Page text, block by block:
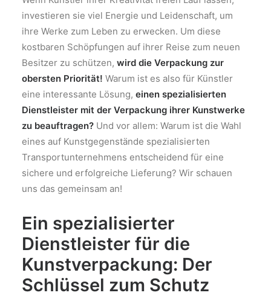
investieren sie viel Energie und Leidenschaft, um
ihre Werke zum Leben zu erwecken. Um diese
kostbaren Schöpfungen auf ihrer Reise zum neuen
Besitzer zu schützen, wird die Verpackung zur
obersten Priorität! Warum ist es also für Künstler
eine interessante Lösung, einen spezialisierten
Dienstleister mit der Verpackung ihrer Kunstwerke
zu beauftragen? Und vor allem: Warum ist die Wahl
eines auf Kunstgegenstände spezialisierten
Transportunternehmens entscheidend für eine
sichere und erfolgreiche Lieferung? Wir schauen
uns das gemeinsam an!
Ein spezialisierter
Dienstleister für die
Kunstverpackung: Der
Schlüssel zum Schutz